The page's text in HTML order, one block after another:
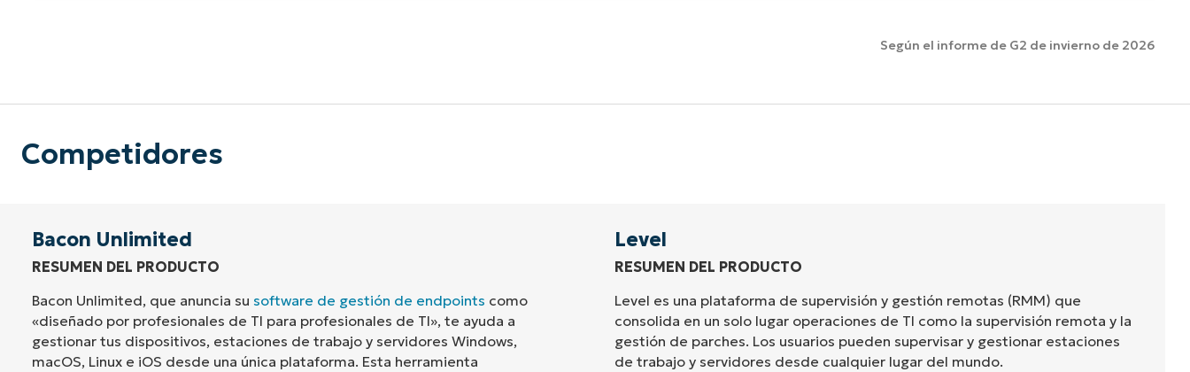
Según el informe de G2 de invierno de 2026
Competidores
Bacon Unlimited
RESUMEN DEL PRODUCTO
Bacon Unlimited, que anuncia su software de gestión de endpoints como
«diseñado por profesionales de TI para profesionales de TI», te ayuda a
gestionar tus dispositivos, estaciones de trabajo y servidores Windows,
macOS, Linux e iOS desde una única plataforma. Esta herramienta
Level
RESUMEN DEL PRODUCTO
Level es una plataforma de supervisión y gestión remotas (RMM) que
consolida en un solo lugar operaciones de TI como la supervisión remota y la
gestión de parches. Los usuarios pueden supervisar y gestionar estaciones
de trabajo y servidores desde cualquier lugar del mundo.